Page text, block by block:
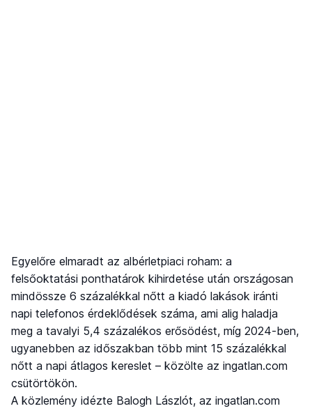
Egyelőre elmaradt az albérletpiaci roham: a
felsőoktatási ponthatárok kihirdetése után országosan
mindössze 6 százalékkal nőtt a kiadó lakások iránti
napi telefonos érdeklődések száma, ami alig haladja
meg a tavalyi 5,4 százalékos erősödést, míg 2024-ben,
ugyanebben az időszakban több mint 15 százalékkal
nőtt a napi átlagos kereslet – közölte az ingatlan.com
csütörtökön.
A közlemény idézte Balogh Lászlót, az ingatlan.com